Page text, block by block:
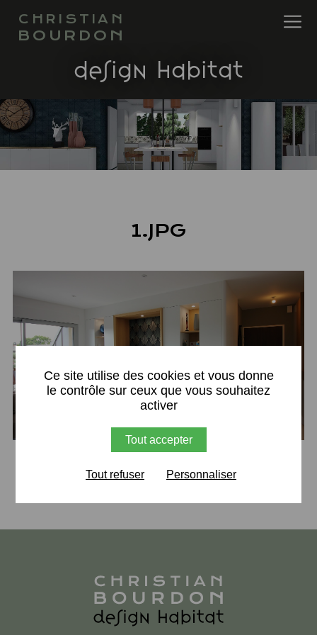
CHRISTIAN
BOURDON
design habitat
1.JPG
Ce site utilise des cookies et vous donne
le contrôle sur ceux que vous souhaitez
activer
Tout accepter
Tout refuser Personnaliser